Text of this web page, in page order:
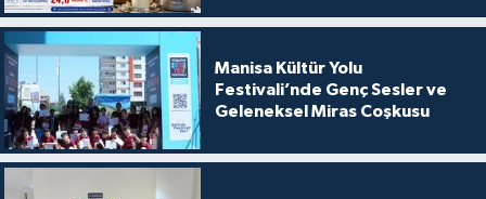
Manisa Kültür Yolu
Festivali’nde Genç Sesler ve
Geleneksel Miras Coşkusu